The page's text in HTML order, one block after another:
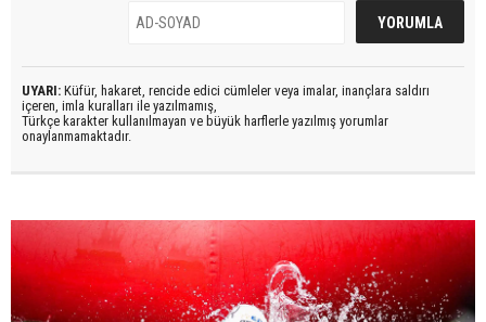
UYARI: Küfür, hakaret, rencide edici cümleler veya imalar, inançlara saldırı
içeren, imla kuralları ile yazılmamış,
Türkçe karakter kullanılmayan ve büyük harflerle yazılmış yorumlar
onaylanmamaktadır.